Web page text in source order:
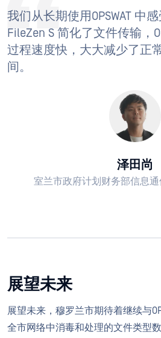
我们从长期使用OPSWAT 中
FileZen S 简化了文件传输，
过程速度快，大大减少了正
间。
泽田尚
室兰市政府计划财务部信息
展望未来
展望未来，穆罗兰市期待着继续与
全市网络中消毒和处理的文件类型数